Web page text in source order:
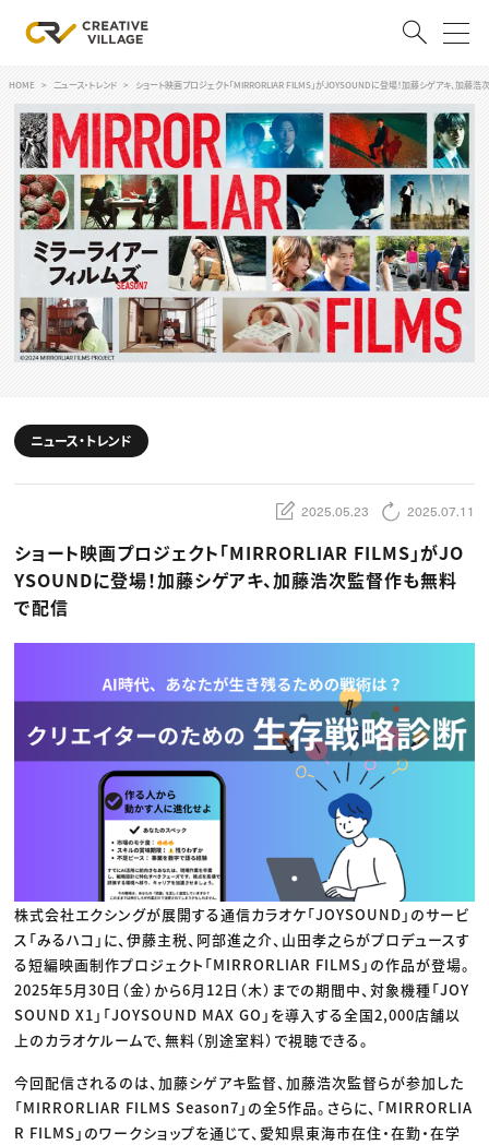
ACCOUNT
ログイン 会員登録
RECRUIT
クリエイター求人を探す
CREATIVE JOB求人検索
特集求人
採用説明会
転職支援サービス
CONTENTS
スキルアップしたい！ トップ
デザイン
動画配信・映像制作
ディレクション
業界解説・キャリア事情
お役立ち基礎知識
TOP Creator’s コラム
ゲームクリエイター
映像クリエイター
マーケッター
クリエイターインタビュー
C＆R Magazine
ニュース・トレンド
ニュース・トレンド トップ
Web
映像
出版
CREATIVE VILLAGEからのお知らせ
プロフェッショナル×つながる×メディア
HOME ニュース・トレンド ショート映画プロジェクト「MIRRORLIAR FILMS」がJOYSOUNDに登場！加藤シゲアキ、加藤
ニュース・トレンド
2025.05.23 2025.07.11
ショート映画プロジェクト「MIRRORLIAR FILMS」がJO
YSOUNDに登場！加藤シゲアキ、加藤浩次監督作も無料
で配信
株式会社エクシングが展開する通信カラオケ「JOYSOUND」のサービ
ス「みるハコ」に、伊藤主税、阿部進之介、山田孝之らがプロデュースす
る短編映画制作プロジェクト「MIRRORLIAR FILMS」の作品が登場。
2025年5月30日（金）から6月12日（木）までの期間中、対象機種「JOY
SOUND X1」「JOYSOUND MAX GO」を導入する全国2,000店舗以
上のカラオケルームで、無料（別途室料）で視聴できる。
今回配信されるのは、加藤シゲアキ監督、加藤浩次監督らが参加した
「MIRRORLIAR FILMS Season7」の全5作品。さらに、「MIRRORLIA
R FILMS」のワークショップを通じて、愛知県東海市在住・在勤・在学